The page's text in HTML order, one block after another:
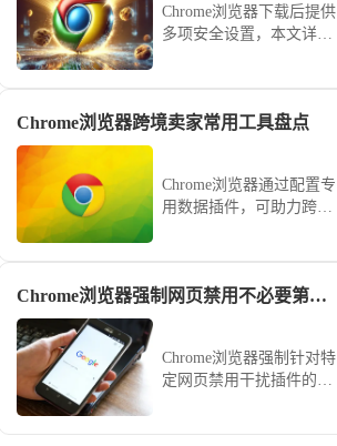
Chrome浏览器下载后提供
多项安全设置，本文详细
Chrome浏览器跨境卖家常用工具盘点
Chrome浏览器通过配置专
用数据插件，可助力跨境
与流量分析的核心工具，
Chrome浏览器强制网页禁用不必要第三方插件以提高兼容性
Chrome浏览器强制针对特
定网页禁用干扰插件的治